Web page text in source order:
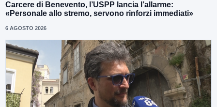
Carcere di Benevento, l’USPP lancia l’allarme:
«Personale allo stremo, servono rinforzi immediati»
6 AGOSTO 2026